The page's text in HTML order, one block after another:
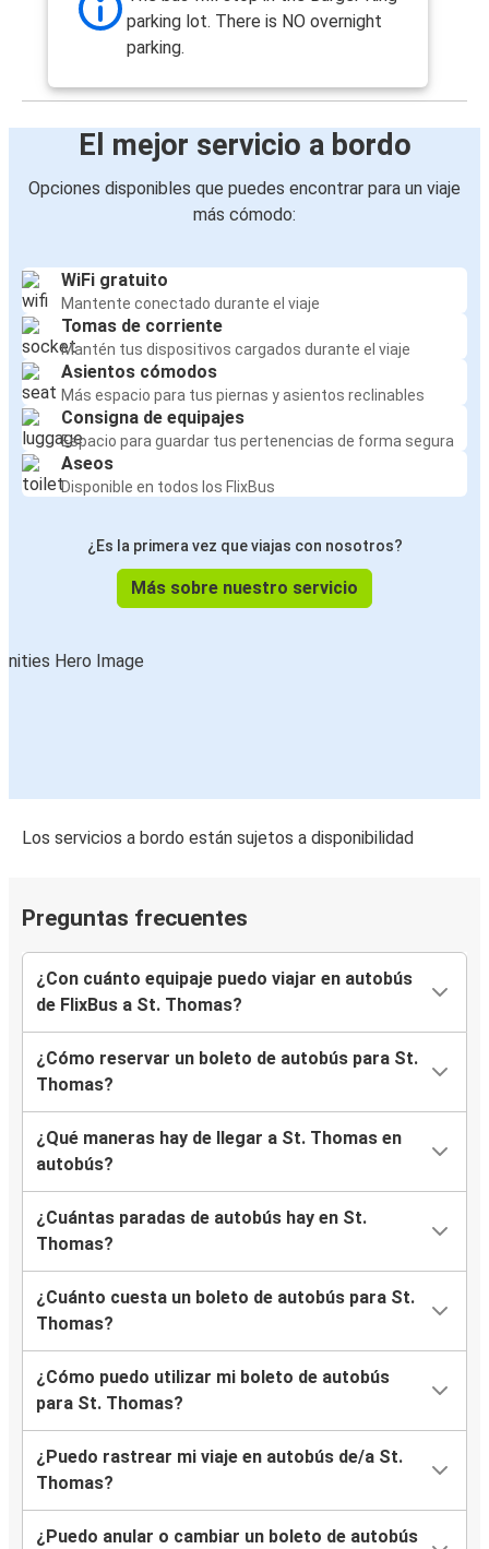
parking lot. There is NO overnight
parking.
El mejor servicio a bordo
Opciones disponibles que puedes encontrar para un viaje
más cómodo:
WiFi gratuito
Mantente conectado durante el viaje
Tomas de corriente
Mantén tus dispositivos cargados durante el viaje
Asientos cómodos
Más espacio para tus piernas y asientos reclinables
Consigna de equipajes
Espacio para guardar tus pertenencias de forma segura
Aseos
Disponible en todos los FlixBus
¿Es la primera vez que viajas con nosotros?
Más sobre nuestro servicio
Los servicios a bordo están sujetos a disponibilidad
Preguntas frecuentes
¿Con cuánto equipaje puedo viajar en autobús
de FlixBus a St. Thomas?
¿Cómo reservar un boleto de autobús para St.
Thomas?
¿Qué maneras hay de llegar a St. Thomas en
autobús?
¿Cuántas paradas de autobús hay en St.
Thomas?
¿Cuánto cuesta un boleto de autobús para St.
Thomas?
¿Cómo puedo utilizar mi boleto de autobús
para St. Thomas?
¿Puedo rastrear mi viaje en autobús de/a St.
Thomas?
¿Puedo anular o cambiar un boleto de autobús